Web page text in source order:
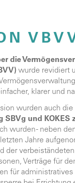
die
wurde revidiert
klarer und
wurden auch die
SBVg und KOKES
wurden - neben
Jahre
der
Verträge für
für